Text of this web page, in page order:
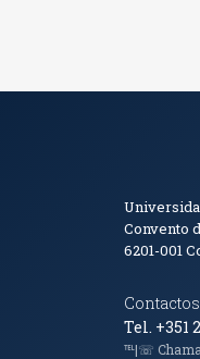
Convento
6201-001
Contactos
Tel. +351
℡|☏